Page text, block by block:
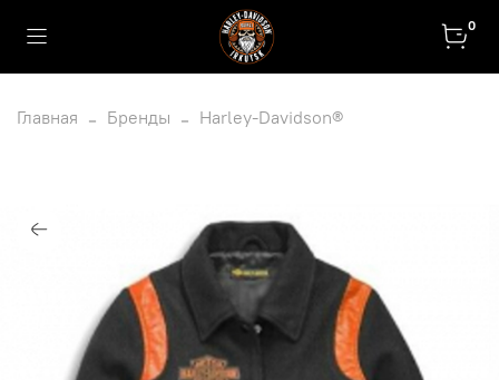
0
Главная Бренды Harley-Davidson®